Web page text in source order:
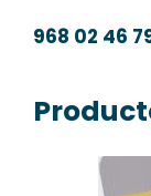
968 02 46